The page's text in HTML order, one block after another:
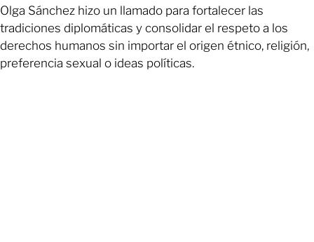
Olga Sánchez hizo un llamado para fortalecer las
tradiciones diplomáticas y consolidar el respeto a los
derechos humanos sin importar el origen étnico, religión,
preferencia sexual o ideas políticas.